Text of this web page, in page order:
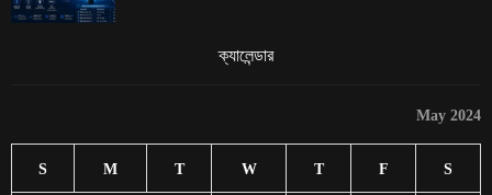
ক্যালেন্ডার
May 2024
S M T W T F S